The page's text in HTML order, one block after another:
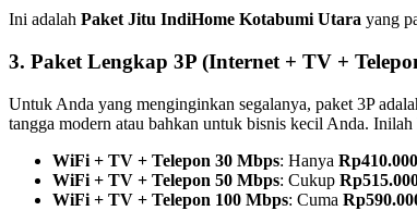
Ini adalah Paket Jitu IndiHome Kotabumi Utara yang
3. Paket Lengkap 3P (Internet + TV +
Untuk Anda yang menginginkan segalanya, paket 3P
tangga modern atau bahkan untuk bisnis kecil Anda. Inilah
WiFi + TV + Telepon 30 Mbps: Hanya Rp410.000
WiFi + TV + Telepon 50 Mbps: Cukup
WiFi + TV + Telepon 100 Mbps: Cuma